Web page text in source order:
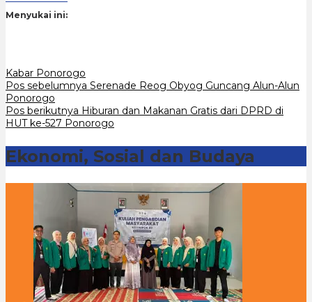
Menyukai ini:
Kabar Ponorogo
Navigasi
pos
Pos sebelumnya Serenade Reog Obyog Guncang Alun-Alun
Ponorogo
Pos berikutnya Hiburan dan Makanan Gratis dari DPRD di
HUT ke-527 Ponorogo
Ekonomi, Sosial dan Budaya